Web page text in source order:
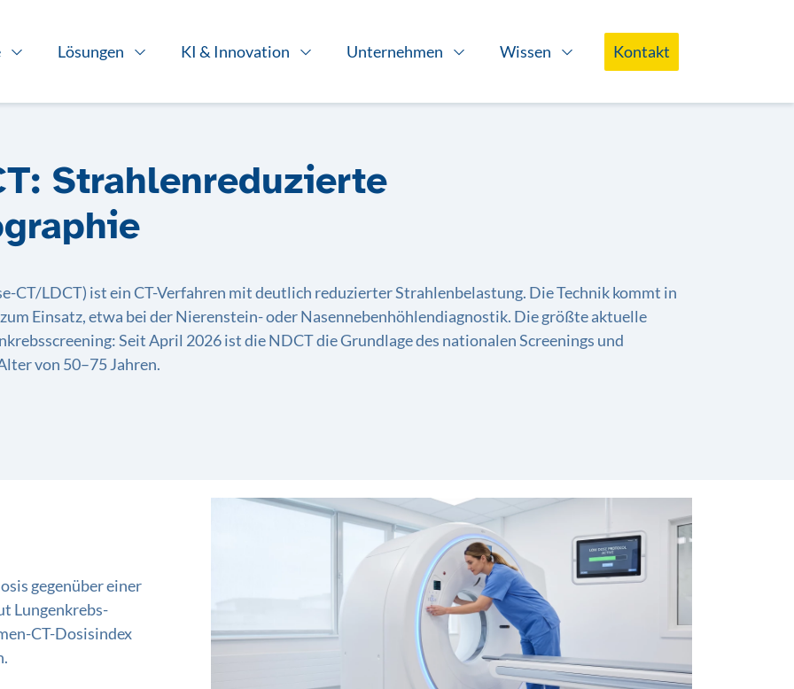
Lösungen KI & Innovation Unternehmen Wissen Kontakt
Strahlenreduzierte
CT/LDCT) ist ein CT-Verfahren mit deutlich reduzierter Strahlenbelastung. Die Technik kommt in
Einsatz, etwa bei der Nierenstein- oder Nasennebenhöhlendiagnostik. Die größte aktuelle
Seit April 2026 ist die NDCT die Grundlage des nationalen Screenings und
von 50–75 Jahren.
gegenüber einer
Lungenkrebs-
CT-Dosisindex